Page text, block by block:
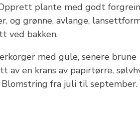
plante med godt
og grønne, avlange,
ved bakken.
med gule, senere brune
av en krans av papirtørre,
fra juli til september.